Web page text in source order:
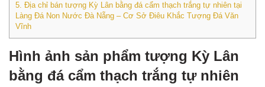
5. Địa chỉ bán tượng Kỳ Lân bằng đá cẩm thạch trắng tự nhiên tại
Làng Đá Non Nước Đà Nẵng – Cơ Sở Điêu Khắc Tượng Đá Văn
Vĩnh
Hình ảnh sản phẩm tượng Kỳ Lân
bằng đá cẩm thạch trắng tự nhiên